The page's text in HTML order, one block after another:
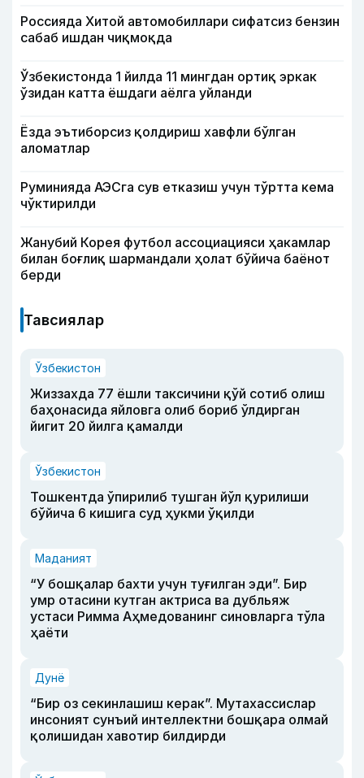
Россияда Хитой автомобиллари сифатсиз бензин
сабаб ишдан чиқмоқда
Ўзбекистонда 1 йилда 11 мингдан ортиқ эркак
ўзидан катта ёшдаги аёлга уйланди
Ёзда эътиборсиз қолдириш хавфли бўлган
аломатлар
Руминияда АЭСга сув етказиш учун тўртта кема
чўктирилди
Жанубий Корея футбол ассоциацияси ҳакамлар
билан боғлиқ шармандали ҳолат бўйича баёнот
берди
Тавсиялар
Ўзбекистон
Жиззахда 77 ёшли таксичини қўй сотиб олиш
баҳонасида яйловга олиб бориб ўлдирган
йигит 20 йилга қамалди
Ўзбекистон
Тошкентда ўпирилиб тушган йўл қурилиши
бўйича 6 кишига суд ҳукми ўқилди
Маданият
“У бошқалар бахти учун туғилган эди”. Бир
умр отасини кутган актриса ва дубльяж
устаси Римма Аҳмедованинг синовларга тўла
ҳаёти
Дунё
“Бир оз секинлашиш керак”. Мутахассислар
инсоният сунъий интеллектни бошқара олмай
қолишидан хавотир билдирди